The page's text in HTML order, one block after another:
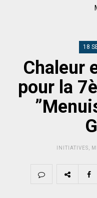
18
Chaleur
pour la
INITIATIVES